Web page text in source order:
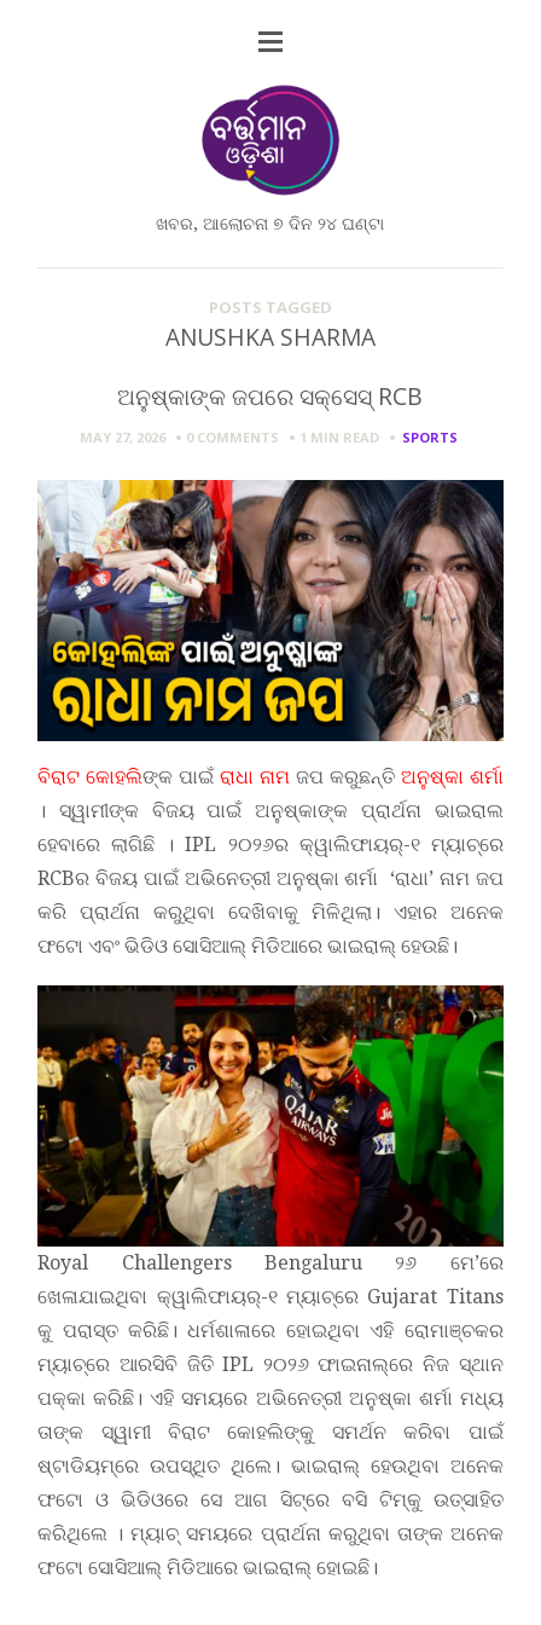
ଖବର, ଆଲୋଚନା ୭ ଦିନ ୨୪ ଘଣ୍ଟା
POSTS TAGGED
ANUSHKA SHARMA
ଅନୁଷ୍କାଙ୍କ ଜପରେ ସକ୍ସେସ୍ RCB
MAY 27, 2026 0 COMMENTS 1 MIN READ SPORTS
ବିରାଟ କୋହଲିଙ୍କ ପାଇଁରାଧା ନାମ ଜପ କରୁଛନ୍ତି ଅନୁଷ୍କା ଶର୍ମା
। ସ୍ୱାମୀଙ୍କ ବିଜୟ ପାଇଁ ଅନୁଷ୍କାଙ୍କ ପ୍ରାର୍ଥନା ଭାଇରାଲ
ହେବାରେ ଲାଗିଛି । IPL ୨୦୨୬ର କ୍ୱାଲିଫାୟର୍-୧ ମ୍ୟାଚ୍‌ରେ
RCBର ବିଜୟ ପାଇଁ ଅଭିନେତ୍ରୀ ଅନୁଷ୍କା ଶର୍ମା ‘ରାଧା’ ନାମ ଜପ
କରି ପ୍ରାର୍ଥନା କରୁଥିବା ଦେଖିବାକୁ ମିଳିଥିଲା। ଏହାର ଅନେକ
ଫଟୋ ଏବଂ ଭିଡିଓ ସୋସିଆଲ୍ ମିଡିଆରେ ଭାଇରାଲ୍ ହେଉଛି।
Royal Challengers Bengaluru ୨୬ ମେ’ରେ
ଖେଳାଯାଇଥିବା କ୍ୱାଲିଫାୟର୍-୧ ମ୍ୟାଚ୍‌ରେ Gujarat Titans
କୁ ପରାସ୍ତ କରିଛି। ଧର୍ମଶାଳାରେ ହୋଇଥିବା ଏହି ରୋମାଞ୍ଚକର
ମ୍ୟାଚ୍‌ରେ ଆରସିବି ଜିତି IPL ୨୦୨୬ ଫାଇନାଲ୍‌ରେ ନିଜ ସ୍ଥାନ
ପକ୍କା କରିଛି। ଏହି ସମୟରେ ଅଭିନେତ୍ରୀ ଅନୁଷ୍କା ଶର୍ମା ମଧ୍ୟ
ତାଙ୍କ ସ୍ୱାମୀ ବିରାଟ କୋହଲିଙ୍କୁ ସମର୍ଥନ କରିବା ପାଇଁ
ଷ୍ଟାଡିୟମ୍‌ରେ ଉପସ୍ଥିତ ଥିଲେ। ଭାଇରାଲ୍ ହେଉଥିବା ଅନେକ
ଫଟୋ ଓ ଭିଡିଓରେ ସେ ଆଗ ସିଟ୍‌ରେ ବସି ଟିମ୍‌କୁ ଉତ୍ସାହିତ
କରିଥିଲେ । ମ୍ୟାଚ୍‌ ସମୟରେ ପ୍ରାର୍ଥନା କରୁଥିବା ତାଙ୍କ ଅନେକ
ଫଟୋ ସୋସିଆଲ୍ ମିଡିଆରେ ଭାଇରାଲ୍ ହୋଇଛି।